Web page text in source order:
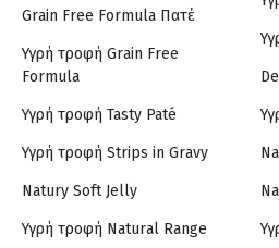
Grain Free Formula Πατέ
Υγρή τροφή Grain Free
Formula
Υγρή τροφή Tasty Paté
Υγρή τροφή Strips in Gravy
Natury Soft Jelly
Υγρή τροφή Natural Range